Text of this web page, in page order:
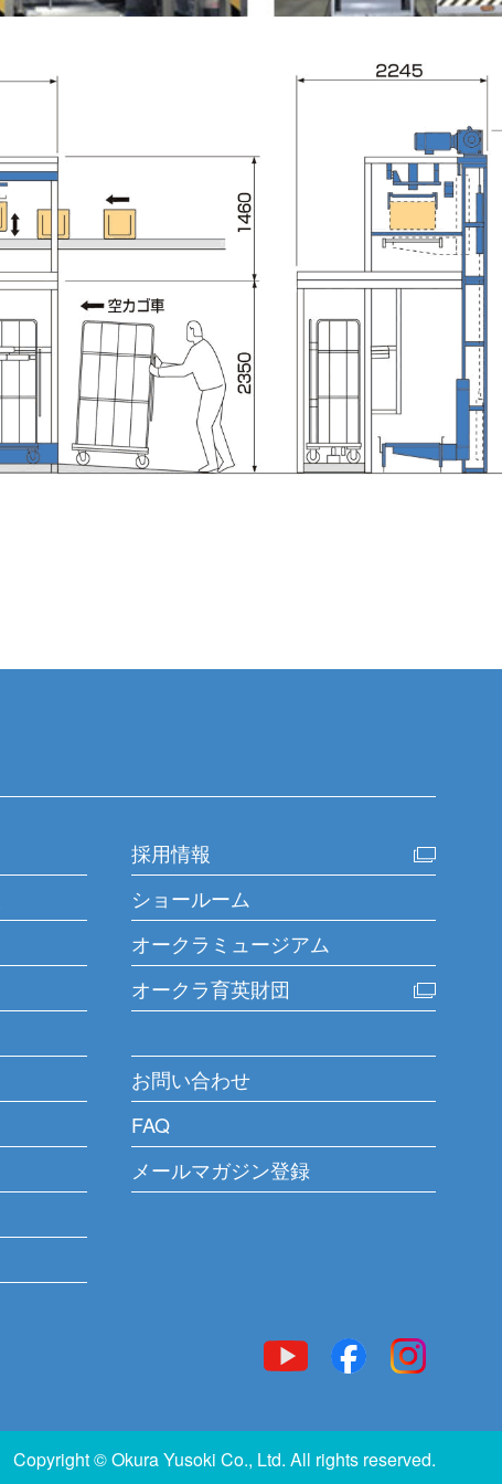
採用情報
ショールーム
オークラミュージアム
オークラ育英財団
お問い合わせ
FAQ
メールマガジン登録
Copyright © Okura Yusoki Co., Ltd. All rights reserved.